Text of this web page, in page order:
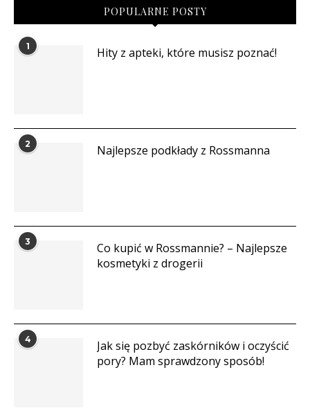
POPULARNE POSTY
1 Hity z apteki, które musisz poznać!
2 Najlepsze podkłady z Rossmanna
3
Co kupić w Rossmannie? – Najlepsze
kosmetyki z drogerii
4
Jak się pozbyć zaskórników i oczyścić
pory? Mam sprawdzony sposób!